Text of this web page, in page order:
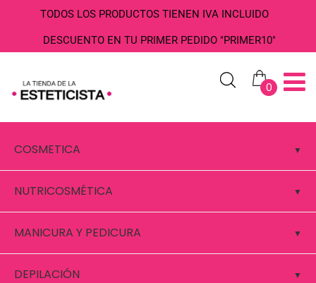
TODOS LOS PRODUCTOS TIENEN IVA INCLUIDO
DESCUENTO EN TU PRIMER PEDIDO "PRIMER10"
0
COSMETICA
NUTRICOSMÉTICA
MANICURA Y PEDICURA
DEPILACIÓN